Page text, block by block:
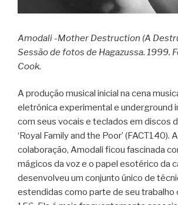
Amodali -Mother Destruction (A
Sessão de fotos de Hagazussa. 1999.
Cook.
A produção musical inicial na cena
eletrônica experimental e underground
com seus vocais e teclados em discos
‘Royal Family and the Poor’ (FACT140).
colaboração, Amodali ficou fascinada
mágicos da voz e o papel esotérico da
desenvolveu um conjunto único de
estendidas como parte de seu trabalho